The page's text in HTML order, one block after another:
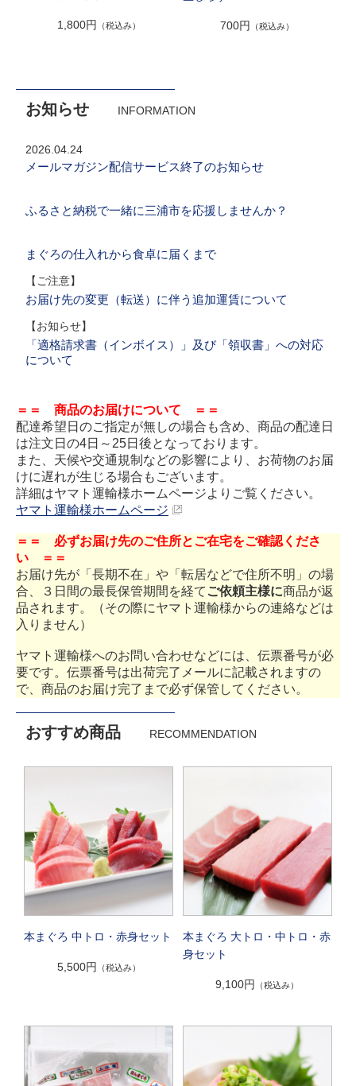
1,800円 （税込み） 700円 （税込み）
お知らせ INFORMATION
2026.04.24
メールマガジン配信サービス終了のお知らせ
ふるさと納税で一緒に三浦市を応援しませんか？
まぐろの仕入れから食卓に届くまで
【ご注意】
お届け先の変更（転送）に伴う追加運賃について
【お知らせ】
「適格請求書（インボイス）」及び「領収書」への対応
について
＝＝ 商品のお届けについて ＝＝
配達希望日のご指定が無しの場合も含め、商品の配達日
は注文日の4日～25日後となっております。
また、天候や交通規制などの影響により、お荷物のお届
けに遅れが生じる場合もございます。
詳細はヤマト運輸様ホームページよりご覧ください。
ヤマト運輸様ホームページ
＝＝ 必ずお届け先のご住所とご在宅をご確認くださ
い ＝＝
お届け先が「長期不在」や「転居などで住所不明」の場
合、３日間の最長保管期間を経て ご依頼主様に商品が返
品されます。（その際にヤマト運輸様からの連絡などは
入りません）
ヤマト運輸様へのお問い合わせなどには、伝票番号が必
要です。伝票番号は出荷完了メールに記載されますの
で、商品のお届け完了まで必ず保管してください。
おすすめ商品 RECOMMENDATION
本まぐろ 中トロ・赤身セット
5,500円 （税込み）
本まぐろ 大トロ・中トロ・赤
身セット
9,100円 （税込み）